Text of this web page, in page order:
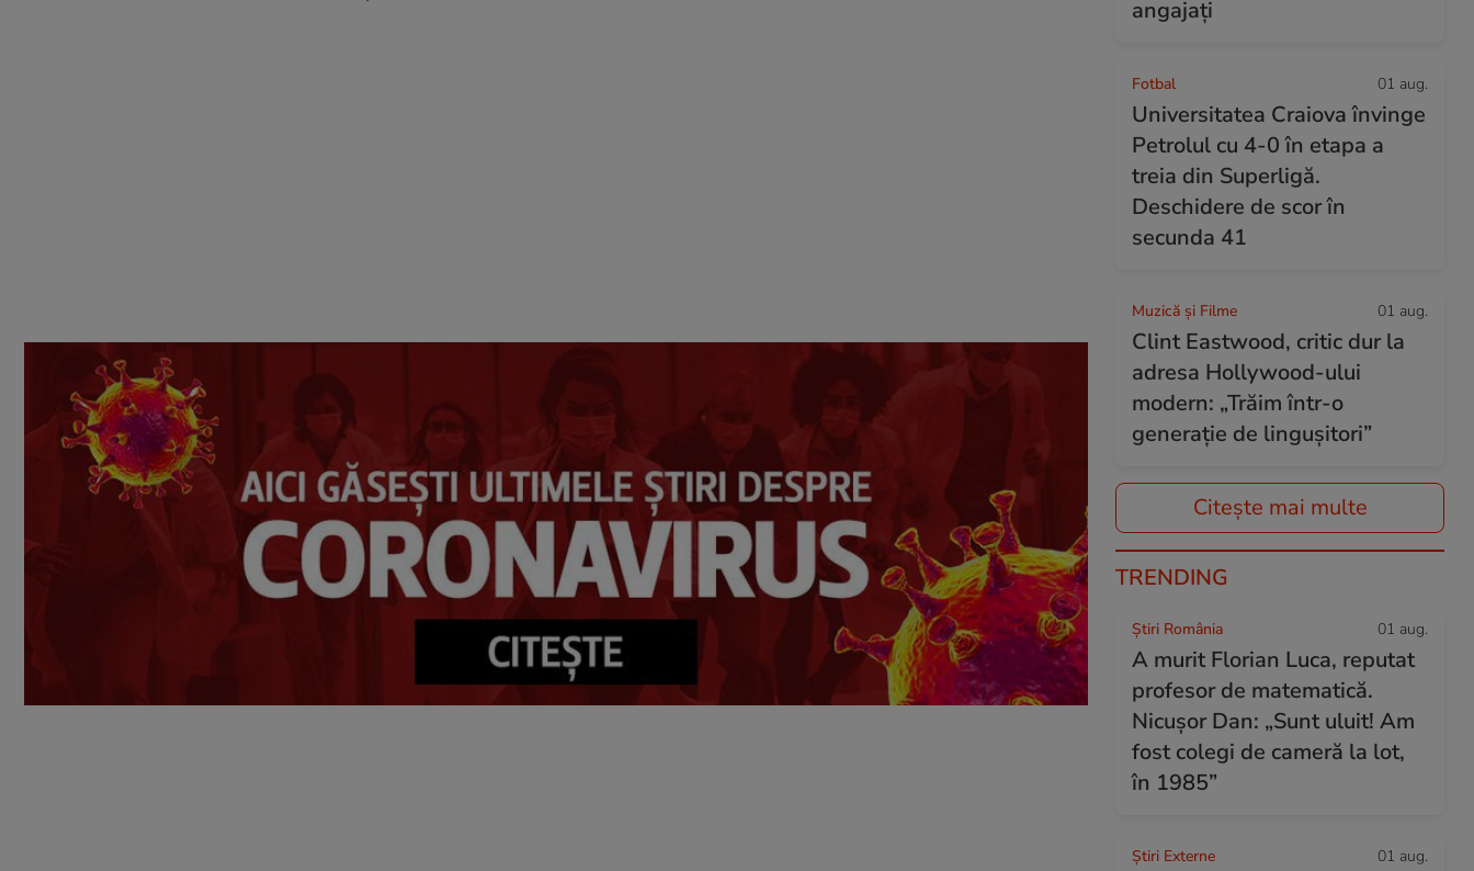
angajați
Fotbal 01 aug.
Universitatea Craiova învinge
Petrolul cu 4-0 în etapa a
treia din Superligă.
Deschidere de scor în
secunda 41
Muzică și Filme 01 aug.
Clint Eastwood, critic dur la
adresa Hollywood-ului
modern: „Trăim într-o
generație de lingușitori”
Citește mai multe
TRENDING
Știri România 01 aug.
A murit Florian Luca, reputat
profesor de matematică.
Nicușor Dan: „Sunt uluit! Am
fost colegi de cameră la lot,
în 1985”
Știri Externe 01 aug.